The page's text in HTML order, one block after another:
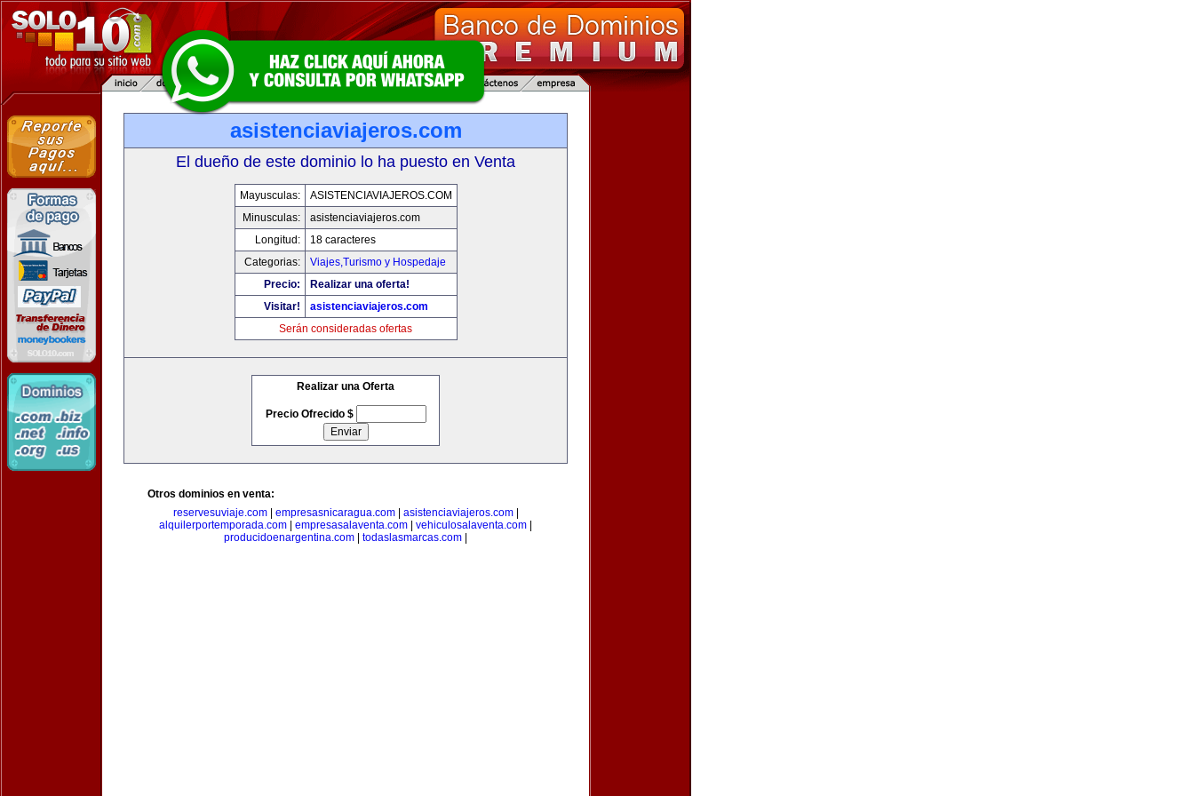
asistenciaviajeros.com
El dueño de este dominio lo ha puesto en Venta
Mayusculas:
ASISTENCIAVIAJEROS.COM
Minusculas:
asistenciaviajeros.com
Longitud:
18 caracteres
Categorias:
Viajes,Turismo y Hospedaje
Precio:
Realizar una oferta!
Visitar!
asistenciaviajeros.com
Serán consideradas ofertas
Realizar una Oferta
Precio Ofrecido $
Otros dominios en venta:
reservesuviaje.com| empresasnicaragua.com| asistenciaviajeros.com|
alquilerportemporada.com
empresasalaventa.com vehiculosalaventa.com
producidoenargentina.com
todaslasmarcas.com